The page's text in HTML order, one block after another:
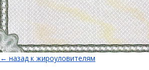
← назад к жироуловителям